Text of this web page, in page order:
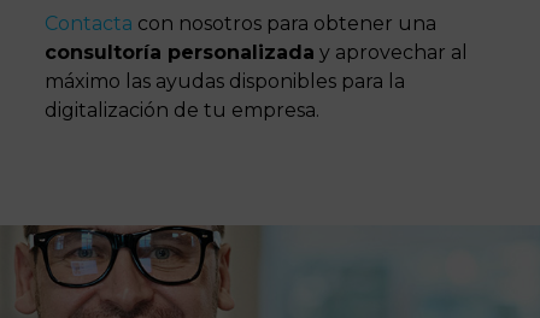
Contacta con nosotros para obtener una
consultoría personalizada y aprovechar al
máximo las ayudas disponibles para la
digitalización de tu empresa.